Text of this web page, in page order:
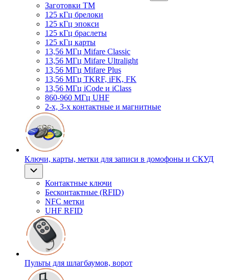
Заготовки ТМ
125 кГц брелоки
125 кГц эпокси
125 кГц браслеты
125 кГц карты
13,56 МГц Mifare Classic
13,56 МГц Mifare Ultralight
13,56 МГц Mifare Plus
13,56 МГц TKRF, iFK, FK
13,56 МГц iCode и iClass
860-960 МГц UHF
2-х, 3-х контактные и магнитные
Ключи, карты, метки для записи в домофоны и СКУД
Контактные ключи
Бесконтактные (RFID)
NFC метки
UHF RFID
Пульты для шлагбаумов, ворот